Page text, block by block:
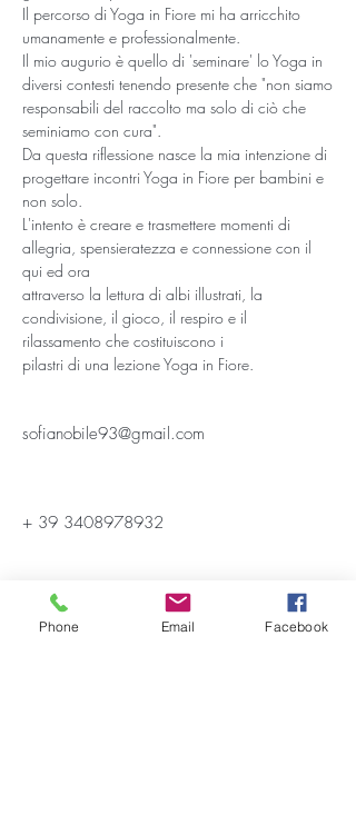
Il percorso di Yoga in Fiore mi ha arricchito
umanamente e professionalmente.
Il mio augurio è quello di 'seminare' lo Yoga in
diversi contesti tenendo presente che "non siamo
responsabili del raccolto ma solo di ciò che
seminiamo con cura".
Da questa riflessione nasce la mia intenzione di
progettare incontri Yoga in Fiore per bambini e
non solo.
L'intento è creare e trasmettere momenti di
allegria, spensieratezza e connessione con il
qui ed ora
attraverso la lettura di albi illustrati, la
condivisione, il gioco, il respiro e il
rilassamento che costituiscono i
pilastri di una lezione Yoga in Fiore.
sofianobile93@gmail.com
+ 39 3408978932
Iscriviti alla Newsletter
Phone Email Facebook